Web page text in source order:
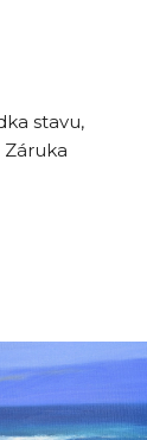
stavu,